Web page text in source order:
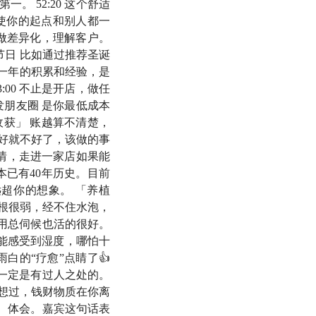
」，好一些的从此
鼓劲，前老板们纷
我带小羊到了大橙
的店也迎来了第三
坚定你拥有一家属
带给你一些安心与
一。 52:20 这个舒适
你的起点和别人都一
异化，理解客户。
日 比如通过推荐圣诞
年的积累和经验，是
不止是开店，做任
友圈 是你最低成本
」 账越算不清楚，
就不好了，该做的事
，走进一家店如果能
已有40年历史。目前
你的想象。 「养植
很弱，经不住水泡，
伺候也活的很好。
感受到湿度，哪怕十
白的“疗愈”点睛了👍
是有过人之处的。
过，钱财物质在你离
体会。嘉宾这句话表